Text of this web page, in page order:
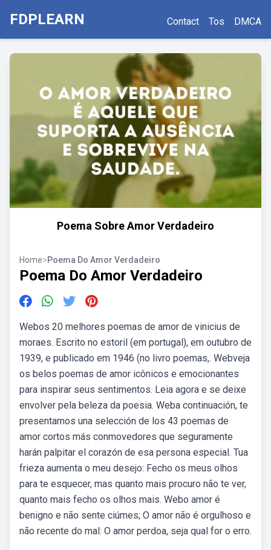
FDPLEARN Contact Tos DMCA
Poema Sobre Amor Verdadeiro
Home>Poema Do Amor Verdadeiro
Poema Do Amor Verdadeiro
Webos 20 melhores poemas de amor de vinicius de
moraes. Escrito no estoril (em portugal), em outubro de
1939, e publicado em 1946 (no livro poemas,. Webveja
os belos poemas de amor icônicos e emocionantes
para inspirar seus sentimentos. Leia agora e se deixe
envolver pela beleza da poesia. Weba continuación, te
presentamos una selección de los 43 poemas de
amor cortos más conmovedores que seguramente
harán palpitar el corazón de esa persona especial. Tua
frieza aumenta o meu desejo: Fecho os meus olhos
para te esquecer, mas quanto mais procuro não te ver,
quanto mais fecho os olhos mais. Webo amor é
benigno e não sente ciúmes; O amor não é orgulhoso e
não recente do mal: O amor perdoa, seja qual for o erro.